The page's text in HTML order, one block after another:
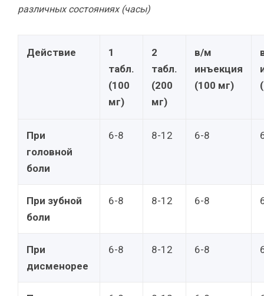
различных состояниях (часы)
Действие
1
табл.
(100
мг)
2
табл.
(200
мг)
в/м
инъекция
(100 мг)
При
головной
боли
6-8 8-12 6-8
При зубной
боли
6-8 8-12 6-8
При
дисменорее
6-8 8-12 6-8